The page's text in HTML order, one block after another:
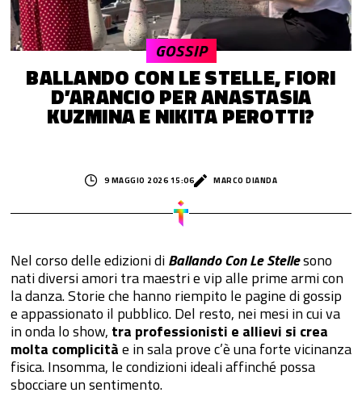
BALLANDO CON LE STELLE, FIORI
D’ARANCIO PER ANASTASIA
KUZMINA E NIKITA PEROTTI?
GOSSIP
9 MAGGIO 2026 15:06 MARCO DIANDA
Nel corso delle edizioni diBallando Con Le Stellesono
nati diversi amori tra maestri e vip alle prime armi con
la danza. Storie che hanno riempito le pagine di gossip
e appassionato il pubblico. Del resto, nei mesi in cui va
in onda lo show, tra professionisti e allievi si crea
molta complicitàe in sala prove c’è una forte vicinanza
fisica. Insomma, le condizioni ideali affinché possa
sbocciare un sentimento.